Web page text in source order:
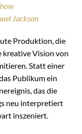
Jackson
Produktion, die
kreative Vision von
Statt einer
Publikum ein
das die
neu interpretiert
inszeniert.